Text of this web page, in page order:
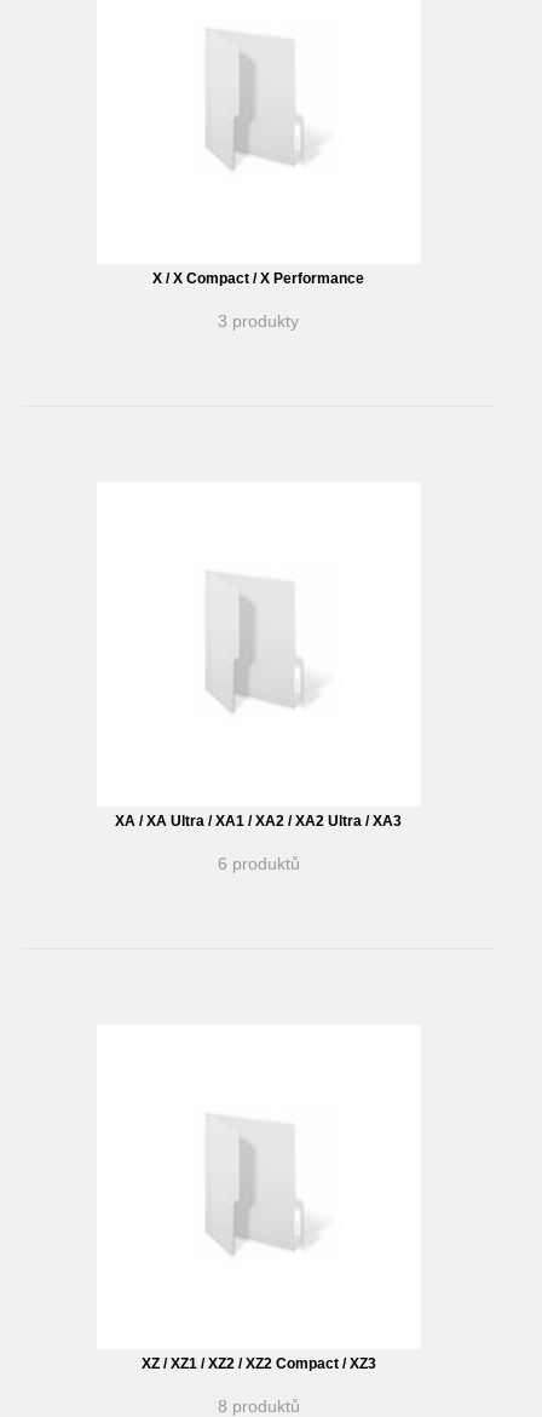
X / X Compact / X Performance
3 produkty
XA / XA Ultra / XA1 / XA2 / XA2 Ultra / XA3
6 produktů
XZ / XZ1 / XZ2 / XZ2 Compact / XZ3
8 produktů